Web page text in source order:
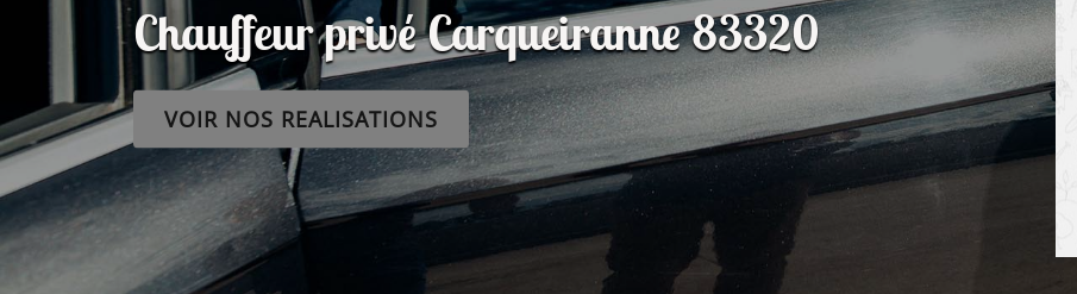
Chauffeur privé Carqueiranne 83320
VOIR NOS REALISATIONS